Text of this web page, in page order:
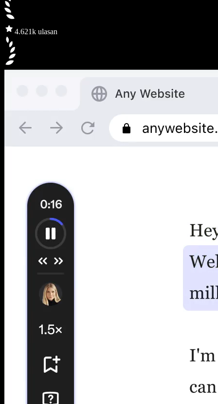
4.621k ulasan